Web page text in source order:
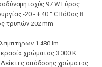
ισχύς 97 W Εύρος
-20 - + 40 ° C Βάθος 8
τρυπών 202 mm
1 480 lm
χρώματος 3 000 K
Δείκτης απόδοσης χρώματος